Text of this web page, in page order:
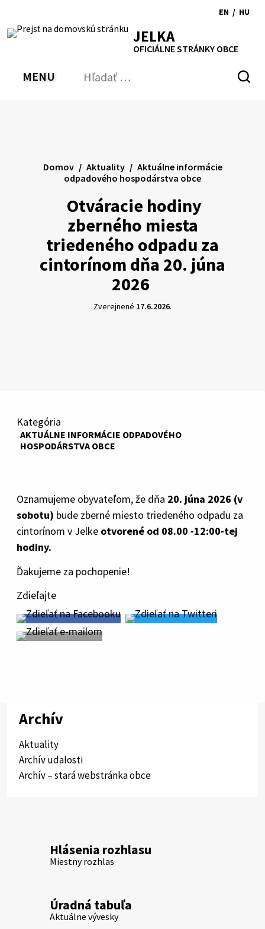
obsah
RSS MapaTlačiť
Zvýšiť
kontrast
písmapísma
EN
to
/ HU
JELKA
OFICIÁLNE STRÁNKY OBCE
PREPNÚŤ
MENU Hľadať:
Otváracie hodiny
zberného miesta
triedeného odpadu za
cintorínom dňa 20. júna
2026
Domov Aktuality
Aktuálne informácie
odpadového hospodárstva obce
Zverejnené 17.6.2026.
Kategória
AKTUÁLNE INFORMÁCIE ODPADOVÉHO
HOSPODÁRSTVA OBCE
Oznamujeme obyvateľom, že dňa 20. júna 2026 (v
sobotu) bude zberné miesto triedeného odpadu za
cintorínom v Jelke otvorené od 08.00 -12:00-tej
hodiny.
Ďakujeme za pochopenie!
Zdieľajte
Archív
Aktuality
Archív udalosti
Archív – stará webstránka obce
Hlásenia rozhlasu
Miestny rozhlas
Úradná tabuľa
Aktuálne vývesky